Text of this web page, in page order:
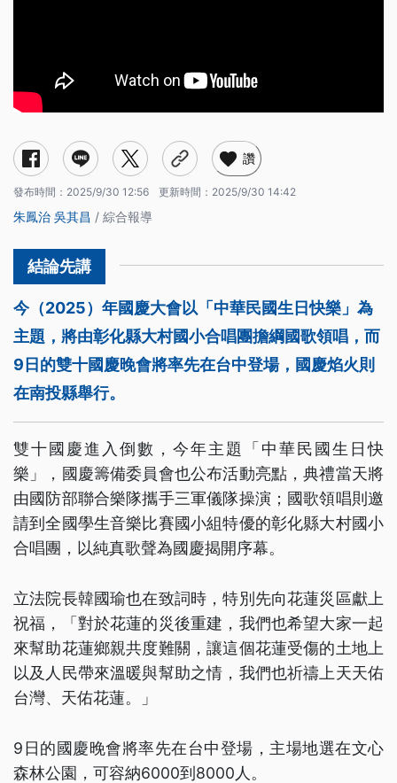
讚
發布時間： 2025/9/30 12:56 更新時間： 2025/9/30 14:42
朱鳳治 吳其昌 / 綜合報導
今（2025）年國慶大會以「中華民國生日快樂」為
主題，將由彰化縣大村國小合唱團擔綱國歌領唱，而
9日的雙十國慶晚會將率先在台中登場，國慶焰火則
在南投縣舉行。
雙十國慶進入倒數，今年主題「中華民國生日快
樂」，國慶籌備委員會也公布活動亮點，典禮當天將
由國防部聯合樂隊攜手三軍儀隊操演；國歌領唱則邀
請到全國學生音樂比賽國小組特優的彰化縣大村國小
合唱團，以純真歌聲為國慶揭開序幕。
立法院長韓國瑜也在致詞時，特別先向花蓮災區獻上
祝福，「對於花蓮的災後重建，我們也希望大家一起
來幫助花蓮鄉親共度難關，讓這個花蓮受傷的土地上
以及人民帶來溫暖與幫助之情，我們也祈禱上天天佑
台灣、天佑花蓮。」
9日的國慶晚會將率先在台中登場，主場地選在文心
森林公園，可容納6000到8000人。